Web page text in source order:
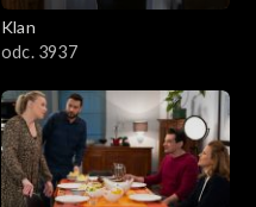
Klan
odc. 3937